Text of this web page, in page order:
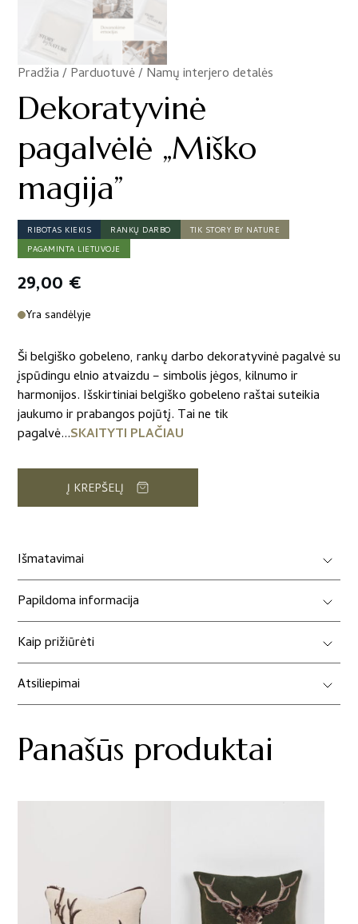
Pradžia/Parduotuvė/Namų interjero detalės
/
Dekoratyvinė
pagalvėlė „Miško
magija”
RIBOTAS KIEKIS RANKŲ DARBO
TIK STORY BY NATURE
PAGAMINTA LIETUVOJE
29,00 €
Yra sandėlyje
Ši belgiško gobeleno, rankų darbo dekoratyvinė pagalvė su
įspūdingu elnio atvaizdu – simbolis jėgos, kilnumo ir
harmonijos. Išskirtiniai belgiško gobeleno raštai suteikia
jaukumo ir prabangos pojūtį. Tai ne tik
pagalvė...SKAITYTI PLAČIAU
Į KREPŠELĮ
Išmatavimai
Papildoma informacija
Kaip prižiūrėti
Atsiliepimai
Panašūs produktai